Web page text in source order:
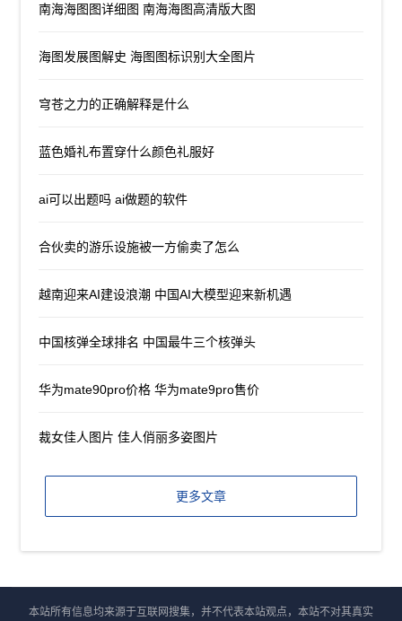
南海海图图详细图 南海海图高清版大图
海图发展图解史 海图图标识别大全图片
穹苍之力的正确解释是什么
蓝色婚礼布置穿什么颜色礼服好
ai可以出题吗 ai做题的软件
合伙卖的游乐设施被一方偷卖了怎么
越南迎来AI建设浪潮 中国AI大模型迎来新机遇
中国核弹全球排名 中国最牛三个核弹头
华为mate90pro价格 华为mate9pro售价
裁女佳人图片 佳人俏丽多姿图片
更多文章
本站所有信息均来源于互联网搜集，并不代表本站观点，本站不对其真实